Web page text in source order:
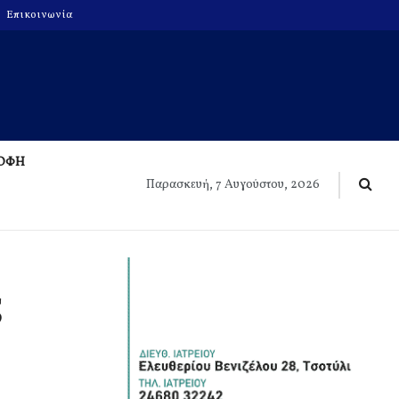
Επικοινωνία
Παρασκευή, 7 Αυγούστου, 2026